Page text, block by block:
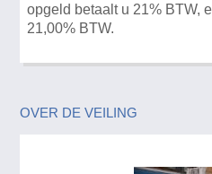
opgeld betaalt u 21% BTW,
21,00% BTW.
OVER DE VEILING